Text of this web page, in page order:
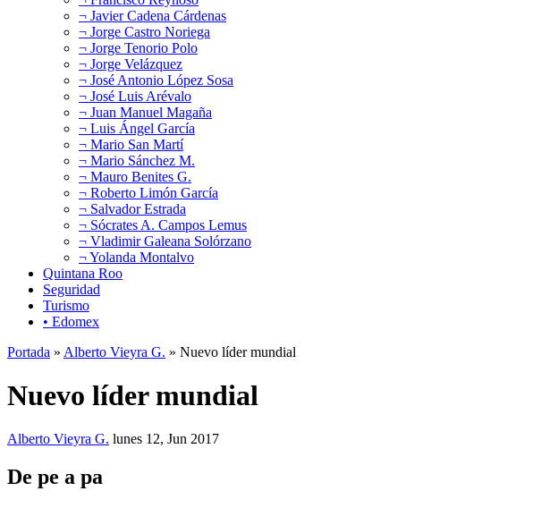
¬ Javier Cadena Cárdenas
¬ Jorge Castro Noriega
¬ Jorge Tenorio Polo
¬ Jorge Velázquez
¬ José Antonio López Sosa
¬ José Luis Arévalo
¬ Juan Manuel Magaña
¬ Luis Ángel García
¬ Mario San Martí
¬ Mario Sánchez M.
¬ Mauro Benites G.
¬ Roberto Limón García
¬ Salvador Estrada
¬ Sócrates A. Campos Lemus
¬ Vladimir Galeana Solórzano
¬ Yolanda Montalvo
Quintana Roo
Seguridad
Turismo
• Edomex
Portada » Alberto Vieyra G. » Nuevo líder mundial
Nuevo líder mundial
Alberto Vieyra G. lunes 12, Jun 2017
De pe a pa